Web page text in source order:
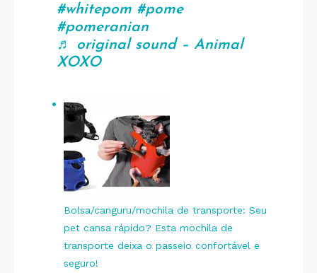
#whitepom #pome
#pomeranian
♬ original sound – Animal
XOXO
Bolsa/canguru/mochila de transporte: Seu
pet cansa rápido? Esta mochila de
transporte deixa o passeio confortável e
seguro!